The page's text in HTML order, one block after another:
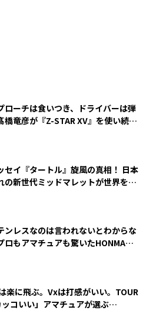
ローチは食いつき、ドライバーは弾
橋竜彦が『Z-STAR XV』を使い続け
セイ『タートル』旋風の真相！ 日本
の新世代ミッドマレットが世界を席
ンレスなのは言われないとわからな
ロもアマチュアも驚いたHONMA
は楽に飛ぶ。Vxは打感がいい。TOUR
コいい」アマチュアが選ぶ